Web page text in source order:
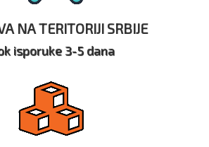
NA TERITORIJI SRBIJE
isporuke 3-5 dana